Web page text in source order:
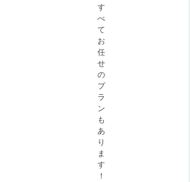
す
べ
て
お
任
せ
の
プ
ラ
ン
も
あ
り
ま
す
！